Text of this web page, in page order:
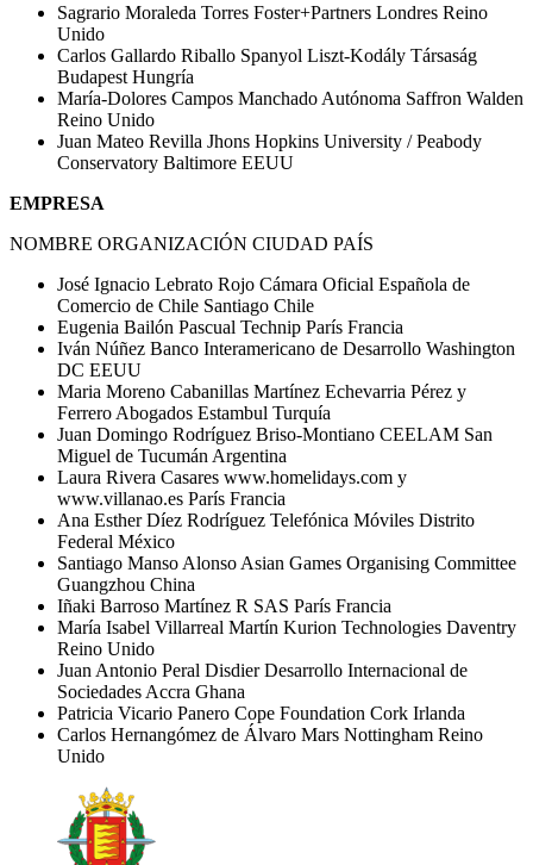
Sagrario Moraleda Torres Foster+Partners Londres Reino
Unido
Carlos Gallardo Riballo Spanyol Liszt-Kodály Társaság
Budapest Hungría
María-Dolores Campos Manchado Autónoma Saffron Walden
Reino Unido
Juan Mateo Revilla Jhons Hopkins University / Peabody
Conservatory Baltimore EEUU
EMPRESA
NOMBRE ORGANIZACIÓN CIUDAD PAÍS
José Ignacio Lebrato Rojo Cámara Oficial Española de
Comercio de Chile Santiago Chile
Eugenia Bailón Pascual Technip París Francia
Iván Núñez Banco Interamericano de Desarrollo Washington
DC EEUU
Maria Moreno Cabanillas Martínez Echevarria Pérez y
Ferrero Abogados Estambul Turquía
Juan Domingo Rodríguez Briso-Montiano CEELAM San
Miguel de Tucumán Argentina
Laura Rivera Casares www.homelidays.com y
www.villanao.es París Francia
Ana Esther Díez Rodríguez Telefónica Móviles Distrito
Federal México
Santiago Manso Alonso Asian Games Organising Committee
Guangzhou China
Iñaki Barroso Martínez R SAS París Francia
María Isabel Villarreal Martín Kurion Technologies Daventry
Reino Unido
Juan Antonio Peral Disdier Desarrollo Internacional de
Sociedades Accra Ghana
Patricia Vicario Panero Cope Foundation Cork Irlanda
Carlos Hernangómez de Álvaro Mars Nottingham Reino
Unido